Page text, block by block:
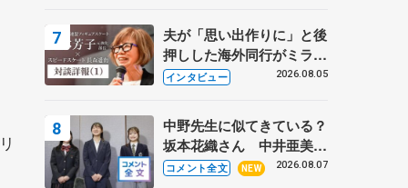
園子らコーチも
夫が「思い出作りに」と後
押しした海外同行がミラノ
まで… 繁華街のリンクで
に 小林芳子さんが振り返
るスケート人生
インタビュー 2026.08.05
中野先生に似てきている？
坂本花織さん 中井亜美は
クリケットのサマーキャン
コメント全文 NEW 2026.08.07